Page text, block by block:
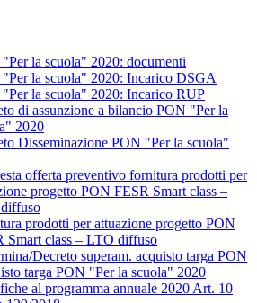
la scuola" 2020: documenti
la scuola" 2020: Incarico DSGA
la scuola" 2020: Incarico RUP
di assunzione a bilancio PON "Per la
2020
Disseminazione PON "Per la scuola"
offerta preventivo fornitura prodotti per
progetto PON FESR Smart class –
prodotti per attuazione progetto PON
Smart class – LTO diffuso
Decreto superam. acquisto targa PON
targa PON "Per la scuola" 2020
al programma annuale 2020 Art. 10